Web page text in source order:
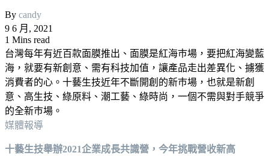
By candy
9 6 月, 2021
1 Mins read
台灣每年有近百款面膜推出、面膜是紅海巿場，要把紅海變藍
海，就要有新創意、需有科技加值，讓產品走出差異化、擄獲
消費者的心。十藝生技近年不斷開創的新巿場，也就是新創
意、高生技、綠原料、潮工藝、綠時尚，一個不需與對手競爭
的全新巿場。
媒體報導
十藝生技舉辦2021企業成長共識營，今年挑戰營收新高